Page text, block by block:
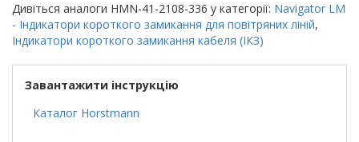
Дивіться аналоги HMN-41-2108-336 у категорії: Navigator LM
- Індикатори короткого замикання для повітряних ліній,
Індикатори короткого замикання кабеля (ІКЗ)
Завантажити інструкцію
Каталог Horstmann